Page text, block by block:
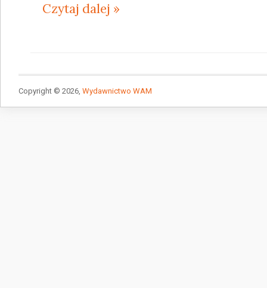
Czytaj dalej »
Copyright © 2026, Wydawnictwo WAM